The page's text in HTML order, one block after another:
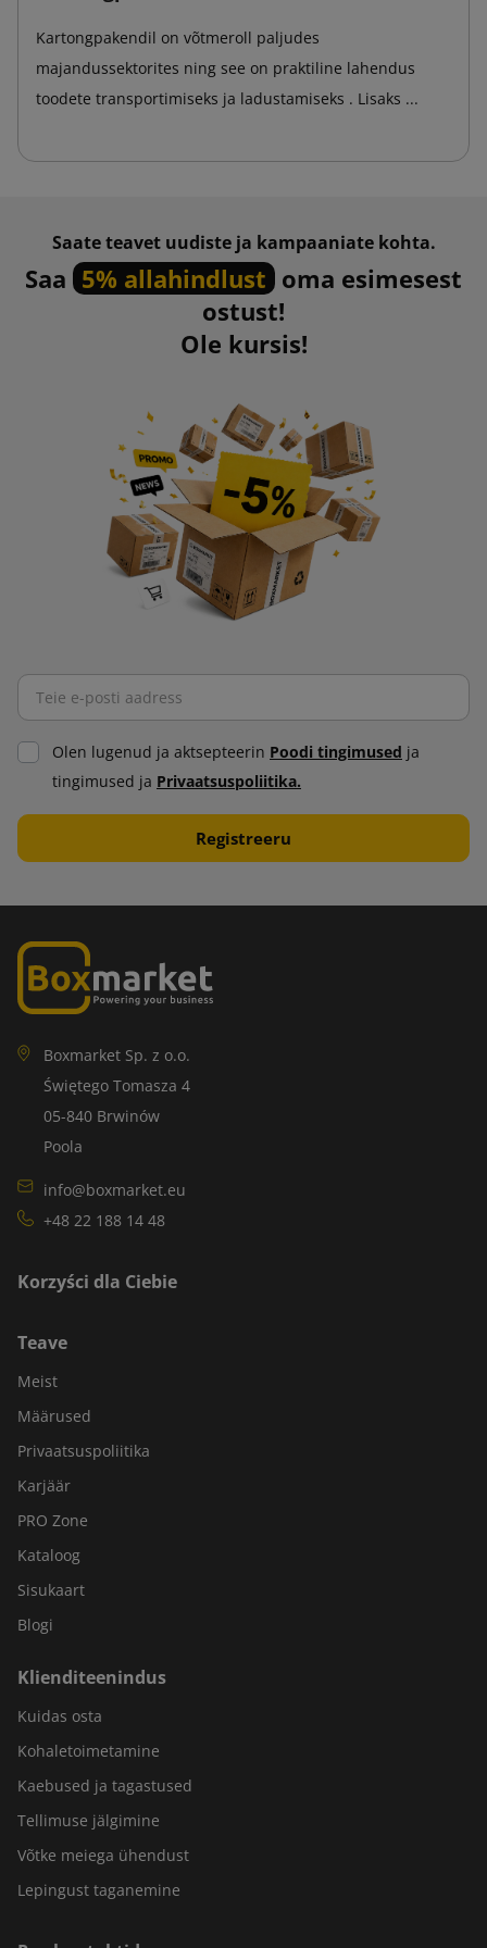
Kartongpakendil on võtmeroll paljudes
majandussektorites ning see on praktiline lahendus
toodete transportimiseks ja ladustamiseks . Lisaks ...
Saate teavet uudiste ja kampaaniate kohta.
Saa 5% allahindlust oma esimesest
ostust!
Ole kursis!
Olen lugenud ja aktsepteerin Poodi tingimused ja
tingimused ja Privaatsuspoliitika.
Boxmarket Sp. z o.o.
Świętego Tomasza 4
05-840 Brwinów
Poola
info@boxmarket.eu
+48 22 188 14 48
Korzyści dla Ciebie
Teave
Meist
Määrused
Privaatsuspoliitika
Karjäär
PRO Zone
Kataloog
Sisukaart
Blogi
Klienditeenindus
Kuidas osta
Kohaletoimetamine
Kaebused ja tagastused
Tellimuse jälgimine
Võtke meiega ühendust
Lepingust taganemine